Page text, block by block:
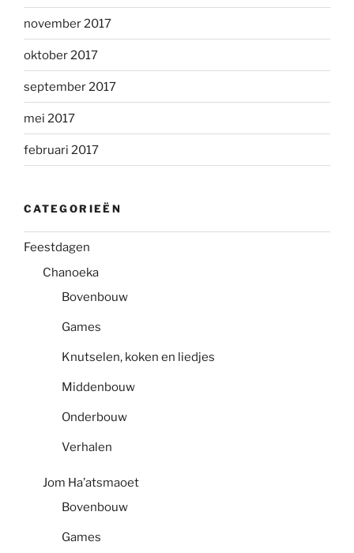
november 2017
oktober 2017
september 2017
mei 2017
februari 2017
CATEGORIEËN
Feestdagen
Chanoeka
Bovenbouw
Games
Knutselen, koken en liedjes
Middenbouw
Onderbouw
Verhalen
Jom Ha’atsmaoet
Bovenbouw
Games